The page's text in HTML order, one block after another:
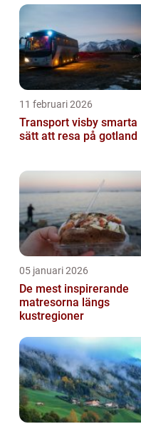
11 februari 2026
Transport visby smarta
sätt att resa på gotland
05 januari 2026
De mest inspirerande
matresorna längs
kustregioner